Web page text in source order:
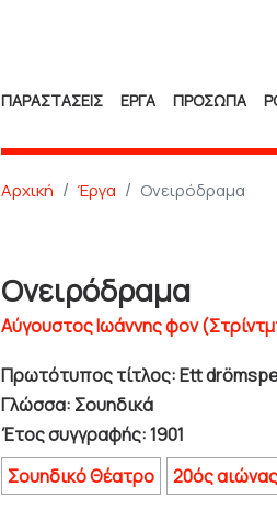
ΠΑΡΑΣΤΑΣΕΙΣ ΕΡΓΑ ΠΡΟΣΩΠΑ
Αρχική Έργα Ονειρόδραμα
Ονειρόδραμα
Αύγουστος Ιωάννης φον
Πρωτότυπος τίτλος: Ett
Γλώσσα: Σουηδικά
Έτος συγγραφής: 1901
Σουηδικό Θέατρο
20ός αιώνας